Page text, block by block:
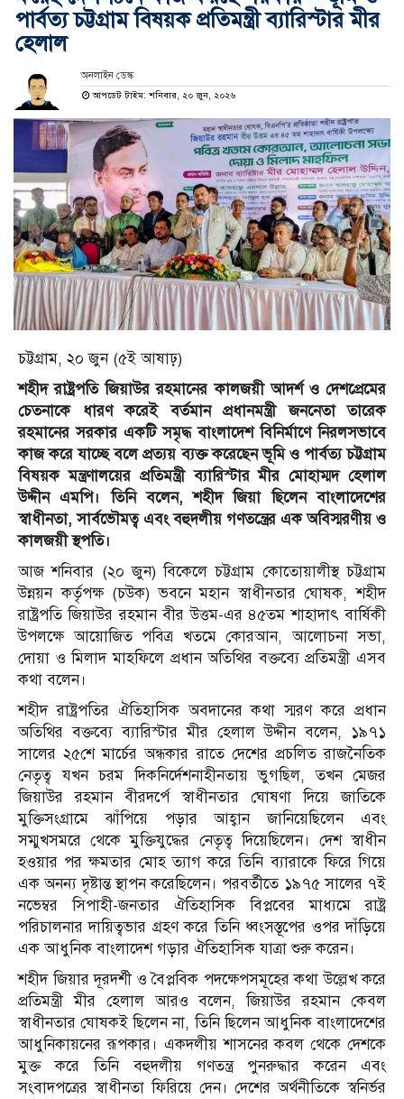
পার্বত্য চট্টগ্রাম বিষয়ক প্রতিমন্ত্রী ব্যারিস্টার মীর
হেলাল
অনলাইন ডেস্ক
আপডেট টাইম: শনিবার, ২০ জুন, ২০২৬
চট্টগ্রাম, ২০ জুন (৫ই আষাঢ়)
শহীদ রাষ্ট্রপতি জিয়াউর রহমানের কালজয়ী আদর্শ ও দেশপ্রেমের
চেতনাকে ধারণ করেই বর্তমান প্রধানমন্ত্রী জননেতা তারেক
রহমানের সরকার একটি সমৃদ্ধ বাংলাদেশ বিনির্মাণে নিরলসভাবে
কাজ করে যাচ্ছে বলে প্রত্যয় ব্যক্ত করেছেন ভূমি ও পার্বত্য চট্টগ্রাম
বিষয়ক মন্ত্রণালয়ের প্রতিমন্ত্রী ব্যারিস্টার মীর মোহাম্মদ হেলাল
উদ্দীন এমপি। তিনি বলেন, শহীদ জিয়া ছিলেন বাংলাদেশের
স্বাধীনতা, সার্বভৌমত্ব এবং বহুদলীয় গণতন্ত্রের এক অবিস্মরণীয় ও
কালজয়ী স্থপতি।
আজ শনিবার (২০ জুন) বিকেলে চট্টগ্রাম কোতোয়ালীস্থ চট্টগ্রাম
উন্নয়ন কর্তৃপক্ষ (চউক) ভবনে মহান স্বাধীনতার ঘোষক, শহীদ
রাষ্ট্রপতি জিয়াউর রহমান বীর উত্তম-এর ৪৫তম শাহাদাৎ বার্ষিকী
উপলক্ষে আয়োজিত পবিত্র খতমে কোরআন, আলোচনা সভা,
দোয়া ও মিলাদ মাহফিলে প্রধান অতিথির বক্তব্যে প্রতিমন্ত্রী এসব
কথা বলেন।
শহীদ রাষ্ট্রপতির ঐতিহাসিক অবদানের কথা স্মরণ করে প্রধান
অতিথির বক্তব্যে ব্যারিস্টার মীর হেলাল উদ্দীন বলেন, ১৯৭১
সালের ২৫শে মার্চের অন্ধকার রাতে দেশের প্রচলিত রাজনৈতিক
নেতৃত্ব যখন চরম দিকনির্দেশনাহীনতায় ভুগছিল, তখন মেজর
জিয়াউর রহমান বীরদর্পে স্বাধীনতার ঘোষণা দিয়ে জাতিকে
মুক্তিসংগ্রামে ঝাঁপিয়ে পড়ার আহ্বান জানিয়েছিলেন এবং
সম্মুখসমরে থেকে মুক্তিযুদ্ধের নেতৃত্ব দিয়েছিলেন। দেশ স্বাধীন
হওয়ার পর ক্ষমতার মোহ ত্যাগ করে তিনি ব্যারাকে ফিরে গিয়ে
এক অনন্য দৃষ্টান্ত স্থাপন করেছিলেন। পরবর্তীতে ১৯৭৫ সালের ৭ই
নভেম্বর সিপাহী-জনতার ঐতিহাসিক বিপ্লবের মাধ্যমে রাষ্ট্র
পরিচালনার দায়িত্বভার গ্রহণ করে তিনি ধ্বংসস্তূপের ওপর দাঁড়িয়ে
এক আধুনিক বাংলাদেশ গড়ার ঐতিহাসিক যাত্রা শুরু করেন।
শহীদ জিয়ার দূরদর্শী ও বৈপ্লবিক পদক্ষেপসমূহের কথা উল্লেখ করে
প্রতিমন্ত্রী মীর হেলাল আরও বলেন, জিয়াউর রহমান কেবল
স্বাধীনতার ঘোষকই ছিলেন না, তিনি ছিলেন আধুনিক বাংলাদেশের
আধুনিকায়নের রূপকার। একদলীয় শাসনের কবল থেকে দেশকে
মুক্ত করে তিনি বহুদলীয় গণতন্ত্র পুনরুদ্ধার করেন এবং
সংবাদপত্রের স্বাধীনতা ফিরিয়ে দেন। দেশের অর্থনীতিকে স্বনির্ভর